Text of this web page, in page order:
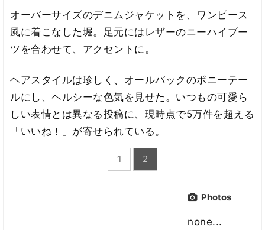
オーバーサイズのデニムジャケットを、ワンピース
風に着こなした堀。足元にはレザーのニーハイブー
ツを合わせて、アクセントに。
ヘアスタイルは珍しく、オールバックのポニーテー
ルにし、ヘルシーな色気を見せた。いつもの可愛ら
しい表情とは異なる投稿に、現時点で5万件を超える
「いいね！」が寄せられている。
1 2
Photos
none...